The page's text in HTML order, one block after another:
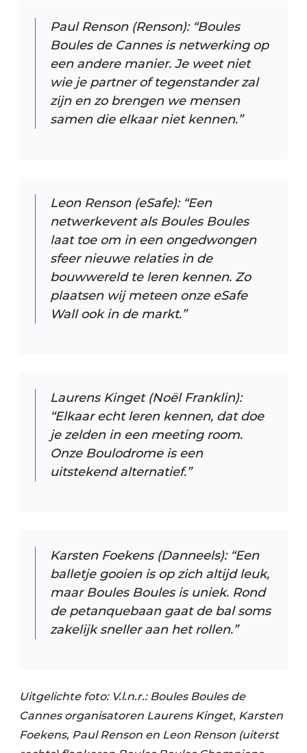
Paul Renson (Renson): “Boules
Boules de Cannes is netwerking op
een andere manier. Je weet niet
wie je partner of tegenstander zal
zijn en zo brengen we mensen
samen die elkaar niet kennen.”
Leon Renson (eSafe): “Een
netwerkevent als Boules Boules
laat toe om in een ongedwongen
sfeer nieuwe relaties in de
bouwwereld te leren kennen. Zo
plaatsen wij meteen onze eSafe
Wall ook in de markt.”
Laurens Kinget (Noël Franklin):
“Elkaar echt leren kennen, dat doe
je zelden in een meeting room.
Onze Boulodrome is een
uitstekend alternatief.”
Karsten Foekens (Danneels): “Een
balletje gooien is op zich altijd leuk,
maar Boules Boules is uniek. Rond
de petanquebaan gaat de bal soms
zakelijk sneller aan het rollen.”
Uitgelichte foto: V.l.n.r.: Boules Boules de
Cannes organisatoren Laurens Kinget, Karsten
Foekens, Paul Renson en Leon Renson (uiterst